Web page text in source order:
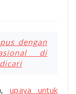
dengan
di
upaya untuk